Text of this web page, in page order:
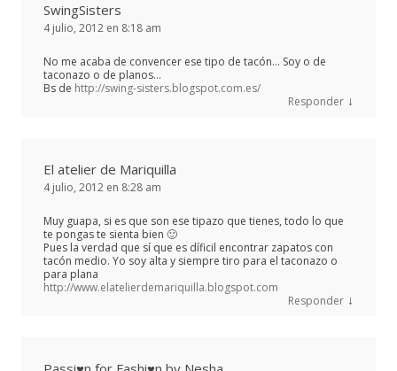
SwingSisters
4 julio, 2012 en 8:18 am
No me acaba de convencer ese tipo de tacón… Soy o de
taconazo o de planos…
Bs de http://swing-sisters.blogspot.com.es/
Responder ↓
El atelier de Mariquilla
4 julio, 2012 en 8:28 am
Muy guapa, si es que son ese tipazo que tienes, todo lo que
te pongas te sienta bien 🙂
Pues la verdad que sí que es díficil encontrar zapatos con
tacón medio. Yo soy alta y siempre tiro para el taconazo o
para plana
http://www.elatelierdemariquilla.blogspot.com
Responder ↓